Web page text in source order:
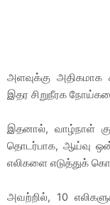
அளவுக்கு அதிகமாக
இதர சிறுநீரக
இதனால், வாழ்நாள்
தொடர்பாக, ஆய்வு
எலிகளை எடுத்துக்
அவற்றில், 10